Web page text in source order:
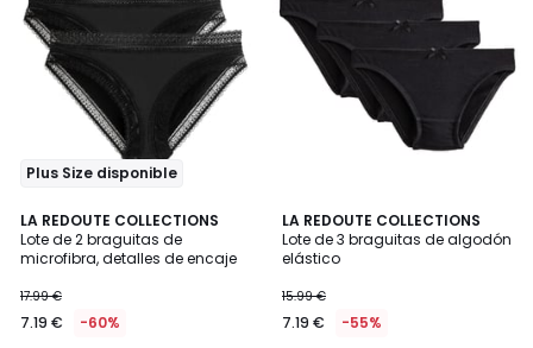
aplicado.
Plus Size disponible
LA REDOUTE COLLECTIONS
Lote de 2 braguitas de
microfibra, detalles de encaje
17.99 €
7.19 € -60%
4,3
/ 5
LA REDOUTE COLLECTIONS
Lote de 3 braguitas de algodón
elástico
15.99 €
7.19 € -55%
4,5
/ 5